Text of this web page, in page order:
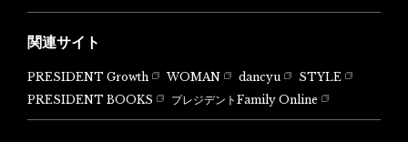
関連サイト
PRESIDENT Growth WOMAN dancyu
STYLE
PRESIDENT BOOKS
プレジデントFamily Online